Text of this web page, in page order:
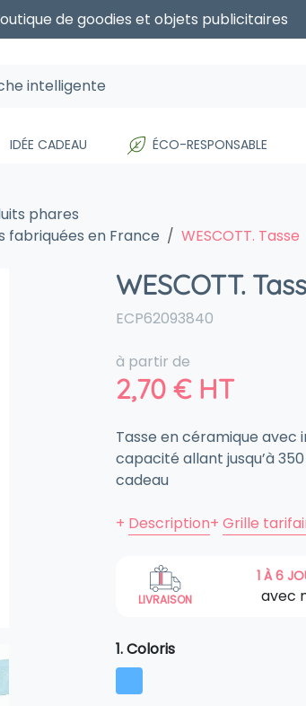
de goodies et objets publicitaires
IDÉE CADEAU ÉCO-RESPONSABLE
phares
fabriquées en France
WESCOTT. Tasse
WESCOTT.
ECP62093840
à partir de
2,70 €HT
Tasse en céramique avec
capacité allant jusqu’à
cadeau
+ Description+ Grille
LIVRAISON
1 À 6
avec
1. Coloris